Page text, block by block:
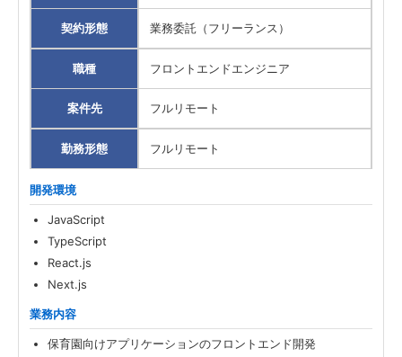
契約形態 業務委託（フリーランス）
職種 フロントエンドエンジニア
案件先 フルリモート
勤務形態 フルリモート
開発環境
JavaScript
TypeScript
React.js
Next.js
業務内容
保育園向けアプリケーションのフロントエンド開発